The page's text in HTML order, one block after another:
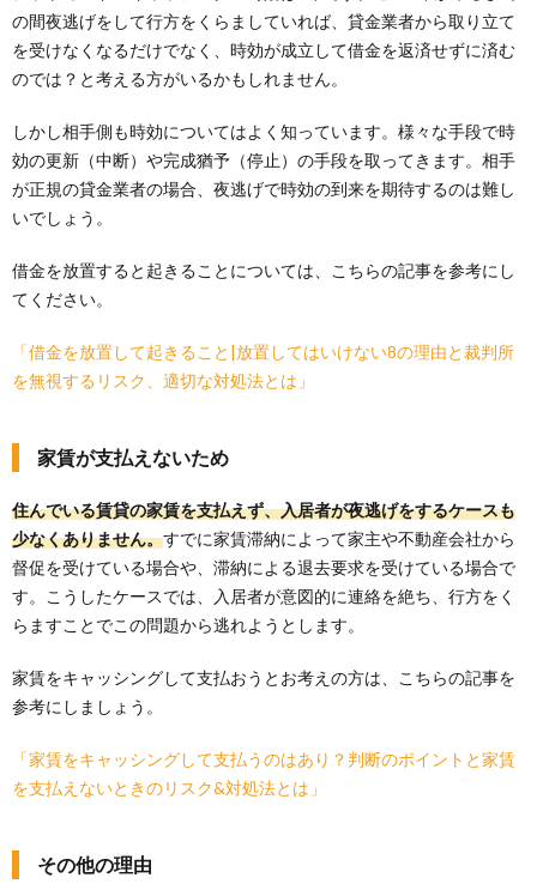
の間夜逃げをして行方をくらましていれば、貸金業者から取り立て
を受けなくなるだけでなく、時効が成立して借金を返済せずに済む
のでは？と考える方がいるかもしれません。
しかし相手側も時効についてはよく知っています。様々な手段で時
効の更新（中断）や完成猶予（停止）の手段を取ってきます。相手
が正規の貸金業者の場合、夜逃げで時効の到来を期待するのは難し
いでしょう。
借金を放置すると起きることについては、こちらの記事を参考にし
てください。
「借金を放置して起きること|放置してはいけない8の理由と裁判所
を無視するリスク、適切な対処法とは」
家賃が支払えないため
住んでいる賃貸の家賃を支払えず、入居者が夜逃げをするケースも
少なくありません。すでに家賃滞納によって家主や不動産会社から
督促を受けている場合や、滞納による退去要求を受けている場合で
す。こうしたケースでは、入居者が意図的に連絡を絶ち、行方をく
らますことでこの問題から逃れようとします。
家賃をキャッシングして支払おうとお考えの方は、こちらの記事を
参考にしましょう。
「家賃をキャッシングして支払うのはあり？判断のポイントと家賃
を支払えないときのリスク&対処法とは」
その他の理由